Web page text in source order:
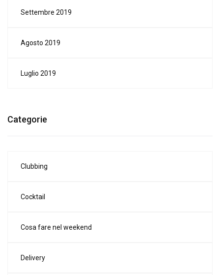
Settembre 2019
Agosto 2019
Luglio 2019
Categorie
Clubbing
Cocktail
Cosa fare nel weekend
Delivery